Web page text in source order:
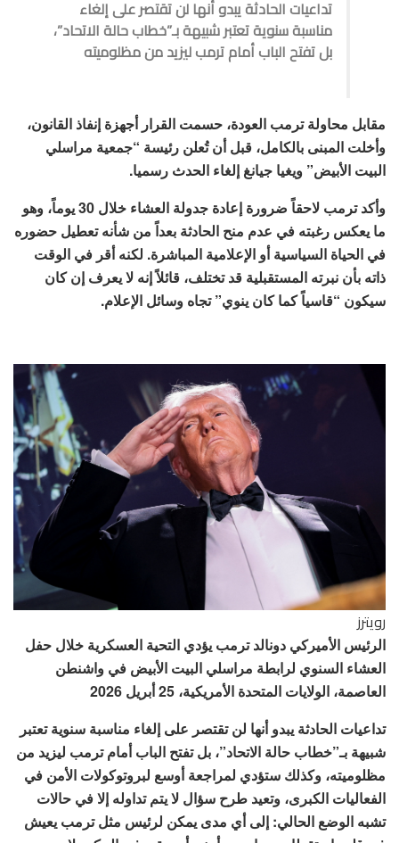
تداعيات الحادثة يبدو أنها لن تقتصر على إلغاء
مناسبة سنوية تعتبر شبيهة بـ”خطاب حالة الاتحاد”،
بل تفتح الباب أمام ترمب ليزيد من مظلوميته
مقابل محاولة ترمب العودة، حسمت القرار أجهزة إنفاذ القانون،
وأخلت المبنى بالكامل، قبل أن تُعلن رئيسة “جمعية مراسلي
البيت الأبيض” ويغيا جيانغ إلغاء الحدث رسميا.
وأكد ترمب لاحقاً ضرورة إعادة جدولة العشاء خلال 30 يوماً، وهو
ما يعكس رغبته في عدم منح الحادثة بعداً من شأنه تعطيل حضوره
في الحياة السياسية أو الإعلامية المباشرة. لكنه أقر في الوقت
ذاته بأن نبرته المستقبلية قد تختلف، قائلاً إنه لا يعرف إن كان
سيكون “قاسياً كما كان ينوي” تجاه وسائل الإعلام.
رويترز
الرئيس الأميركي دونالد ترمب يؤدي التحية العسكرية خلال حفل
العشاء السنوي لرابطة مراسلي البيت الأبيض في واشنطن
العاصمة، الولايات المتحدة الأمريكية، 25 أبريل 2026
تداعيات الحادثة يبدو أنها لن تقتصر على إلغاء مناسبة سنوية تعتبر
شبيهة بـ”خطاب حالة الاتحاد”، بل تفتح الباب أمام ترمب ليزيد من
مظلوميته، وكذلك ستؤدي لمراجعة أوسع لبروتوكولات الأمن في
الفعاليات الكبرى، وتعيد طرح سؤال لا يتم تداوله إلا في حالات
تشبه الوضع الحالي: إلى أي مدى يمكن لرئيس مثل ترمب يعيش